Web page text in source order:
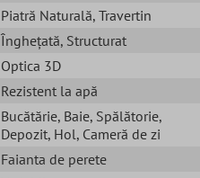
Piatră Naturală, Travertin
Înghețată, Structurat
Optica 3D
Rezistent la apă
Bucătărie, Baie, Spălătorie,
Depozit, Hol, Cameră de zi
Faianta de perete